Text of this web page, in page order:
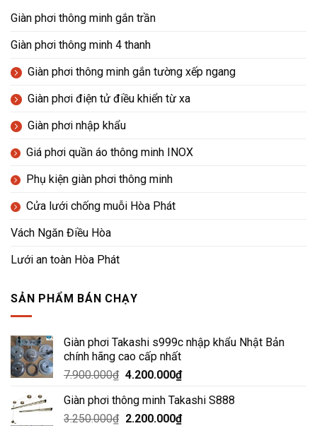
Giàn phơi thông minh gắn trần
Giàn phơi thông minh 4 thanh
Giàn phơi thông minh gắn tường xếp ngang
Giàn phơi điện tử điều khiển từ xa
Giàn phơi nhập khẩu
Giá phơi quần áo thông minh INOX
Phụ kiện giàn phơi thông minh
Cửa lưới chống muỗi Hòa Phát
Vách Ngăn Điều Hòa
Lưới an toàn Hòa Phát
SẢN PHẨM BÁN CHẠY
Giàn phơi Takashi s999c nhập khẩu Nhật Bản
chính hãng cao cấp nhất
7.900.000₫ Giá
là:
7.900.000₫.
4.200.000₫Giá
tại
là:
Giàn phơi thông minh Takashi S888
3.250.000₫ Giá
2.200.000₫Giá